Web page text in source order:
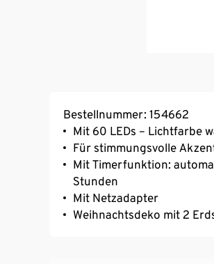
Bestellnummer: 154662
Mit 60 LEDs – Lichtfarbe
Für stimmungsvolle
Mit Timerfunktion:
Stunden
Mit Netzadapter
Weihnachtsdeko mit 2